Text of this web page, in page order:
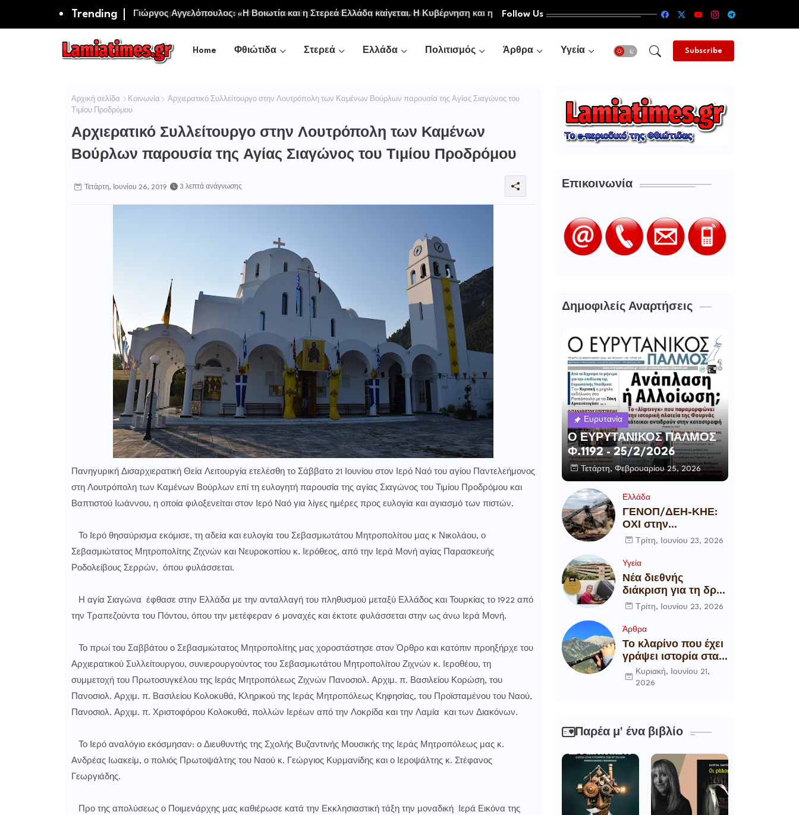
Trending Πανηγυρίζει η Ιερά Σταυροπηγιακή και Κοινοβιακή Μονή Μεταμορφώσεως του Follow Us
Home Φθιώτιδα Στερεά Ελλάδα Πολιτισμός Άρθρα Υγεία Subscribe
Αρχική σελίδα Κοινωνία
Αρχιερατικό Συλλείτουργο στην Λουτρόπολη των Καμένων Βούρλων παρουσία της Αγίας Σιαγώνος του
Τιμίου Προδρόμου
Αρχιερατικό Συλλείτουργο στην Λουτρόπολη των Καμένων
Βούρλων παρουσία της Αγίας Σιαγώνος του Τιμίου Προδρόμου
Τετάρτη, Ιουνίου 26, 2019 3 λεπτά ανάγνωσης
Πανηγυρική Δισαρχιερατική Θεία Λειτουργία ετελέσθη το Σάββατο 21 Ιουνίου στον Ιερό Ναό του αγίου Παντελεήμονος
στη Λουτρόπολη των Καμένων Βούρλων επί τη ευλογητή παρουσία της αγίας Σιαγώνος του Τιμίου Προδρόμου και
Βαπτιστού Ιωάννου, η οποία φιλοξενείται στον Ιερό Ναό για λίγες ημέρες προς ευλογία και αγιασμό των πιστών.
Το Ιερό θησαύρισμα εκόμισε, τη αδεία και ευλογία του Σεβασμιωτάτου Μητροπολίτου μας κ Νικολάου, ο
Σεβασμιώτατος Μητροπολίτης Ζιχνών και Νευροκοπίου κ. Ιερόθεος, από την Ιερά Μονή αγίας Παρασκευής
Ροδολείβους Σερρών, όπου φυλάσσεται.
Η αγία Σιαγώνα έφθασε στην Ελλάδα με την ανταλλαγή του πληθυσμού μεταξύ Ελλάδος και Τουρκίας το 1922 από
την Τραπεζούντα του Πόντου, όπου την μετέφεραν 6 μοναχές και έκτοτε φυλάσσεται στην ως άνω Ιερά Μονή.
Το πρωί του Σαββάτου ο Σεβασμιώτατος Μητροπολίτης μας χοροστάστησε στον Όρθρο και κατόπιν προηξήρχε του
Αρχιερατικού Συλλείτουργου, συνιερουργούντος του Σεβασμιωτάτου Μητροπολίτου Ζιχνών κ. Ιεροθέου, τη
συμμετοχή του Πρωτοσυγκέλου της Ιεράς Μητροπόλεως Ζιχνών Πανοσιολ. Αρχιμ. π. Βασιλείου Κορώση, του
Πανοσιολ. Αρχιμ. π. Βασιλείου Κολοκυθά, Κληρικού της Ιεράς Μητροπόλεως Κηφησίας, του Προϊσταμένου του Ναού,
Πανοσιολ. Αρχιμ. π. Χριστοφόρου Κολοκυθά, πολλών Ιερέων από την Λοκρίδα και την Λαμία και των Διακόνων.
Το Ιερό αναλόγιο εκόσμησαν: ο Διευθυντής της Σχολής Βυζαντινής Μουσικής της Ιεράς Μητροπόλεως μας κ.
Ανδρέας Ιωακείμ, ο πολιός Πρωτοψάλτης του Ναού κ. Γεώργιος Κυρμανίδης και ο Ιεροψάλτης κ. Στέφανος
Γεωργιάδης.
Προ της απολύσεως ο Ποιμενάρχης μας καθιέρωσε κατά την Εκκλησιαστική τάξη την μοναδική Ιερά Εικόνα της
Επικοινωνία
Δημοφιλείς Αναρτήσεις
Ευρυτανία
Ο ΕΥΡΥΤΑΝΙΚΟΣ ΠΑΛΜΟΣ
Φ.1192 - 25/2/2026
Τετάρτη, Φεβρουαρίου 25, 2026
Ελλάδα
ΓΕΝΟΠ/ΔΕΗ-ΚΗΕ:
ΟΧΙ στην
αποξήλωση των
υποδομών της
χώρας
Τρίτη, Ιουνίου 23, 2026
Υγεία
Νέα διεθνής
διάκριση για τη δρ
Θάλεια
Διευθύντρια
Xειρουργό του
Metropolitan
General
Τρίτη, Ιουνίου 23, 2026
Άρθρα
Το κλαρίνο που έχει
γράψει ιστορία στα
χωριά της Ρούμελης
Κυριακή, Ιουνίου 21,
2026
Παρέα μ' ένα βιβλίο